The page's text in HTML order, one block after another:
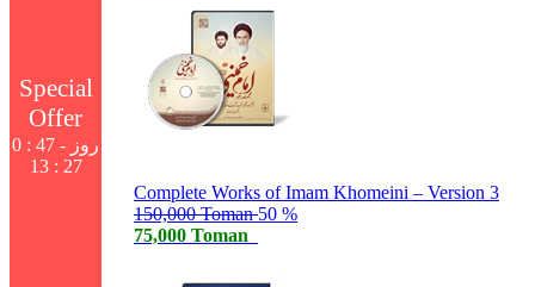
Special
Offer
0 روز - 46 :
27 : 13
Complete Works of Imam Khomeini – Version 3
150,000 Toman50 %
75,000 Toman